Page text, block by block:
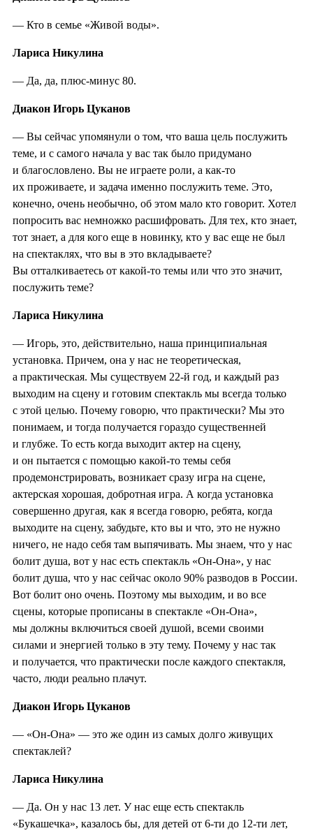
— Кто в семье «Живой воды».
Лариса Никулина
— Да, да, плюс-минус 80.
Диакон Игорь Цуканов
— Вы сейчас упомянули о том, что ваша цель послужить
теме, и с самого начала у вас так было придумано
и благословлено. Вы не играете роли, а как-то
их проживаете, и задача именно послужить теме. Это,
конечно, очень необычно, об этом мало кто говорит. Хотел
попросить вас немножко расшифровать. Для тех, кто знает,
тот знает, а для кого еще в новинку, кто у вас еще не был
на спектаклях, что вы в это вкладываете?
Вы отталкиваетесь от какой-то темы или что это значит,
послужить теме?
Лариса Никулина
— Игорь, это, действительно, наша принципиальная
установка. Причем, она у нас не теоретическая,
а практическая. Мы существуем 22-й год, и каждый раз
выходим на сцену и готовим спектакль мы всегда только
с этой целью. Почему говорю, что практически? Мы это
понимаем, и тогда получается гораздо существенней
и глубже. То есть когда выходит актер на сцену,
и он пытается с помощью какой-то темы себя
продемонстрировать, возникает сразу игра на сцене,
актерская хорошая, добротная игра. А когда установка
совершенно другая, как я всегда говорю, ребята, когда
выходите на сцену, забудьте, кто вы и что, это не нужно
ничего, не надо себя там выпячивать. Мы знаем, что у нас
болит душа, вот у нас есть спектакль «Он-Она», у нас
болит душа, что у нас сейчас около 90% разводов в России.
Вот болит оно очень. Поэтому мы выходим, и во все
сцены, которые прописаны в спектакле «Он-Она»,
мы должны включиться своей душой, всеми своими
силами и энергией только в эту тему. Почему у нас так
и получается, что практически после каждого спектакля,
часто, люди реально плачут.
Диакон Игорь Цуканов
— «Он-Она» — это же один из самых долго живущих
спектаклей?
Лариса Никулина
— Да. Он у нас 13 лет. У нас еще есть спектакль
«Букашечка», казалось бы, для детей от 6-ти до 12-ти лет,